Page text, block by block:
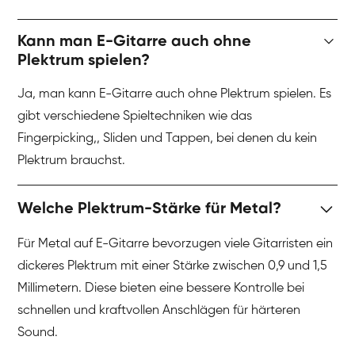
Kann man E-Gitarre auch ohne
Plektrum spielen?
Ja, man kann E-Gitarre auch ohne Plektrum spielen. Es
gibt verschiedene Spieltechniken wie das
Fingerpicking,, Sliden und Tappen, bei denen du kein
Plektrum brauchst.
Welche Plektrum-Stärke für Metal?
Für Metal auf E-Gitarre bevorzugen viele Gitarristen ein
dickeres Plektrum mit einer Stärke zwischen 0,9 und 1,5
Millimetern. Diese bieten eine bessere Kontrolle bei
schnellen und kraftvollen Anschlägen für härteren
Sound.